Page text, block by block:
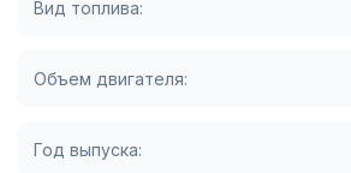
Вид топлива:
Объем двигателя:
Год выпуска: